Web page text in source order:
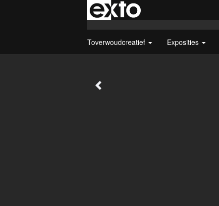
Toverwoudcreatief Exposities